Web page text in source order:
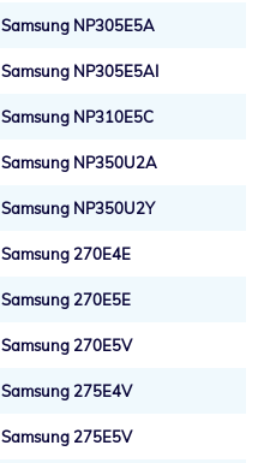
Samsung NP305E5A
Samsung NP305E5AI
Samsung NP310E5C
Samsung NP350U2A
Samsung NP350U2Y
Samsung 270E4E
Samsung 270E5E
Samsung 270E5V
Samsung 275E4V
Samsung 275E5V